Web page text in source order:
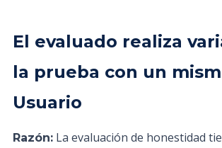
El evaluado realiza
la prueba con un
Usuario
Razón: La evaluación de honestidad